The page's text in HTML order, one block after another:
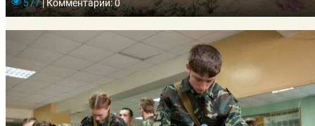
577|Комментарии: 0